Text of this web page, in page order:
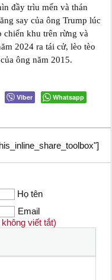
đầy trìu mến và thán
say của ông Trump lúc
chiến khu trên rừng và
2024 ra tái cử, lèo tèo
ông năm 2015.
Viber
Whatsapp
Họ tên
Email
viết tắt)